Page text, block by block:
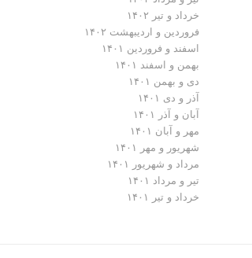
خرداد و تیر ۱۴۰۲
فروردین و اردیبهشت ۱۴۰۲
اسفند و فروردین ۱۴۰۱
بهمن و اسفند ۱۴۰۱
دی و بهمن ۱۴۰۱
آذر و دی ۱۴۰۱
آبان و آذر ۱۴۰۱
مهر و آبان ۱۴۰۱
شهریور و مهر ۱۴۰۱
مرداد و شهریور ۱۴۰۱
تیر و مرداد ۱۴۰۱
خرداد و تیر ۱۴۰۱